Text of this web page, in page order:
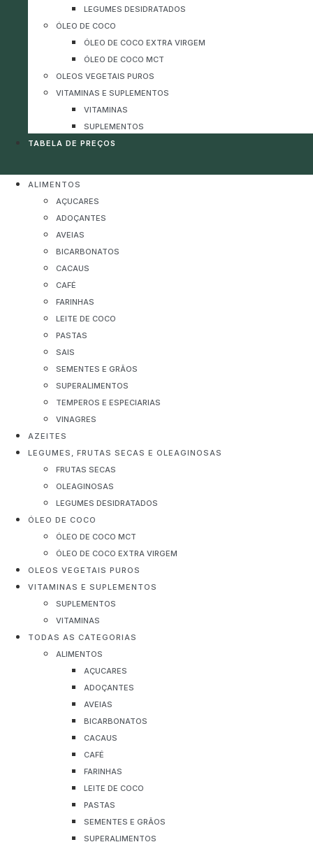
LEGUMES DESIDRATADOS
ÓLEO DE COCO
ÓLEO DE COCO EXTRA VIRGEM
ÓLEO DE COCO MCT
OLEOS VEGETAIS PUROS
VITAMINAS E SUPLEMENTOS
VITAMINAS
SUPLEMENTOS
TABELA DE PREÇOS
ALIMENTOS
AÇUCARES
ADOÇANTES
AVEIAS
BICARBONATOS
CACAUS
CAFÉ
FARINHAS
LEITE DE COCO
PASTAS
SAIS
SEMENTES E GRÃOS
SUPERALIMENTOS
TEMPEROS E ESPECIARIAS
VINAGRES
AZEITES
LEGUMES, FRUTAS SECAS E OLEAGINOSAS
FRUTAS SECAS
OLEAGINOSAS
LEGUMES DESIDRATADOS
ÓLEO DE COCO
ÓLEO DE COCO MCT
ÓLEO DE COCO EXTRA VIRGEM
OLEOS VEGETAIS PUROS
VITAMINAS E SUPLEMENTOS
SUPLEMENTOS
VITAMINAS
TODAS AS CATEGORIAS
ALIMENTOS
AÇUCARES
ADOÇANTES
AVEIAS
BICARBONATOS
CACAUS
CAFÉ
FARINHAS
LEITE DE COCO
PASTAS
SEMENTES E GRÃOS
SUPERALIMENTOS